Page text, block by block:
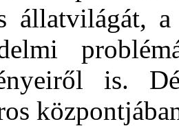
állatvilágát,
is.